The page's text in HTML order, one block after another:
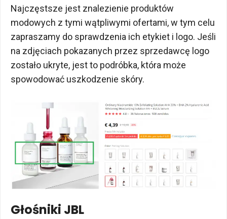
Najczęstsze jest znalezienie produktów
modowych z tymi wątpliwymi ofertami, w tym celu
zapraszamy do sprawdzenia ich etykiet i logo. Jeśli
na zdjęciach pokazanych przez sprzedawcę logo
zostało ukryte, jest to podróbka, która może
spowodować uszkodzenie skóry.
Głośniki JBL